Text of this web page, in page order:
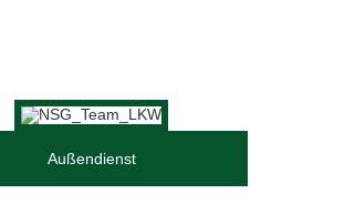
Außendienst